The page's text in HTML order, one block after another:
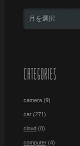
CATEGORIES
camera (9)
car (271)
cloud (8)
computer (4)